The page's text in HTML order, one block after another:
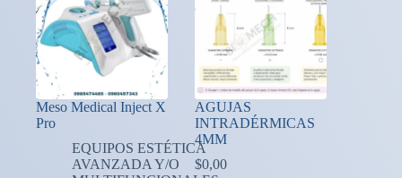
Meso Medical Inject X
Pro
EQUIPOS ESTÉTICA
AVANZADA Y/O
AGUJAS
INTRADÉRMICAS
4MM
$0,00